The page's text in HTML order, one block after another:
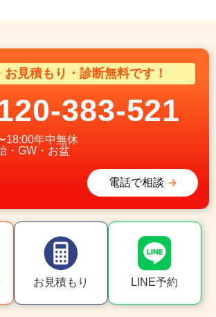
お見積もり・診断無料です！
383-521
18:00年中無休
・GW・お盆
電話で相談
お見積もり LINE予約